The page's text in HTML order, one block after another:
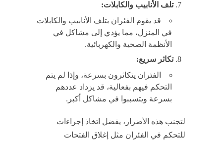
تلف الأنابيب والكابلات:
قد يقوم الفئران بتلف الأنابيب والكابلات
في المنزل، مما يؤدي إلى مشاكل في
الأنظمة الصحية والكهربائية.
تكاثر سريع:
الفئران يتكاثرون بسرعة، وإذا لم يتم
التحكم فيهم بفعالية، قد يزداد عددهم
بسرعة ويتسببوا في مشاكل أكبر.
لتجنب هذه الأضرار، يفضل اتخاذ إجراءات
للتحكم في الفئران مثل إغلاق الفتحات